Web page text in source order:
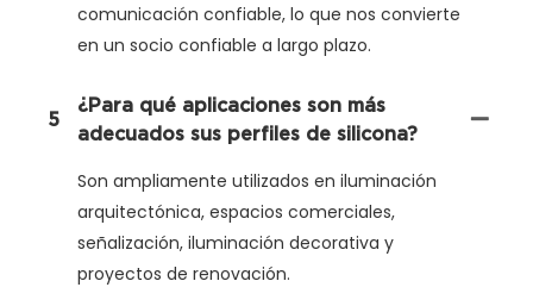
comunicación confiable, lo que nos convierte
en un socio confiable a largo plazo.
5
¿Para qué aplicaciones son más
adecuados sus perfiles de silicona?
Son ampliamente utilizados en iluminación
arquitectónica, espacios comerciales,
señalización, iluminación decorativa y
proyectos de renovación.